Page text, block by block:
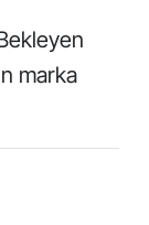
marka